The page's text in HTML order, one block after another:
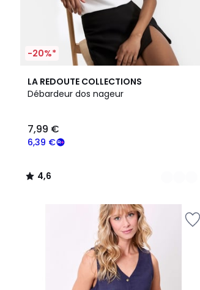
-20%*
LA REDOUTE COLLECTIONS
Débardeur dos nageur
6,39 €
7,99 €
4,6
/ 5
2
Couleurs
4,6
/